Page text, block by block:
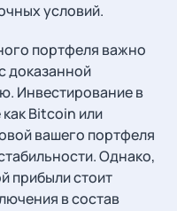
условий.
портфеля важно
доказанной
Инвестирование в
как Bitcoin или
вашего портфеля
Однако,
прибыли стоит
в состав